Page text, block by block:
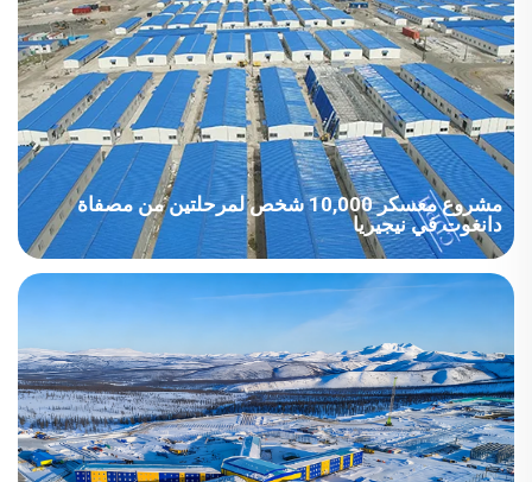
مشروع معسكر 10,000 شخص لمرحلتين من مصفاة
دانغوت في نيجيريا
من المتوقع أن يستوعب المخيم ٤٠٬٠٠٠ شخص. وقدمت شركة
تشنجدونغ أعمال الإنشاء والمرافق الشاملة لهذا المشروع، والتي تشمل
وحدات السكن والمكاتب والمستشفى والوظائف المساعدة الأخرى،
مثل أنظمة المياه والكهرباء والأسقف والأرضيات وحماية الحريق والأثاث
والأجهزة المنزلية وتجهيزات الحمامات والاتصالات والخزائن. وتبلغ
المساحة الإجمالية للمباني في المخيم ٢٨٠٬٠٠٠ متر مربع، وتضم ما
يقارب ١٬٠٠٠ مبنى.